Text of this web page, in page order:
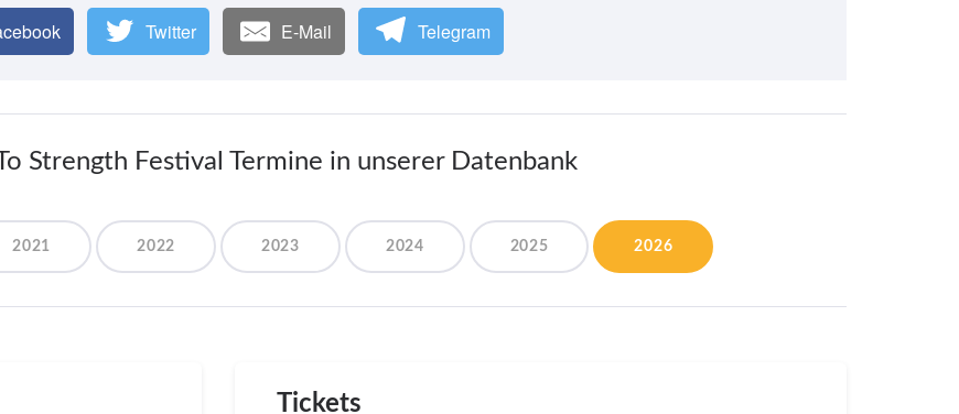
Twitter E-Mail Telegram
Strength Festival Termine in unserer Datenbank
2021 2022 2023 2024 2025 2026
Tickets